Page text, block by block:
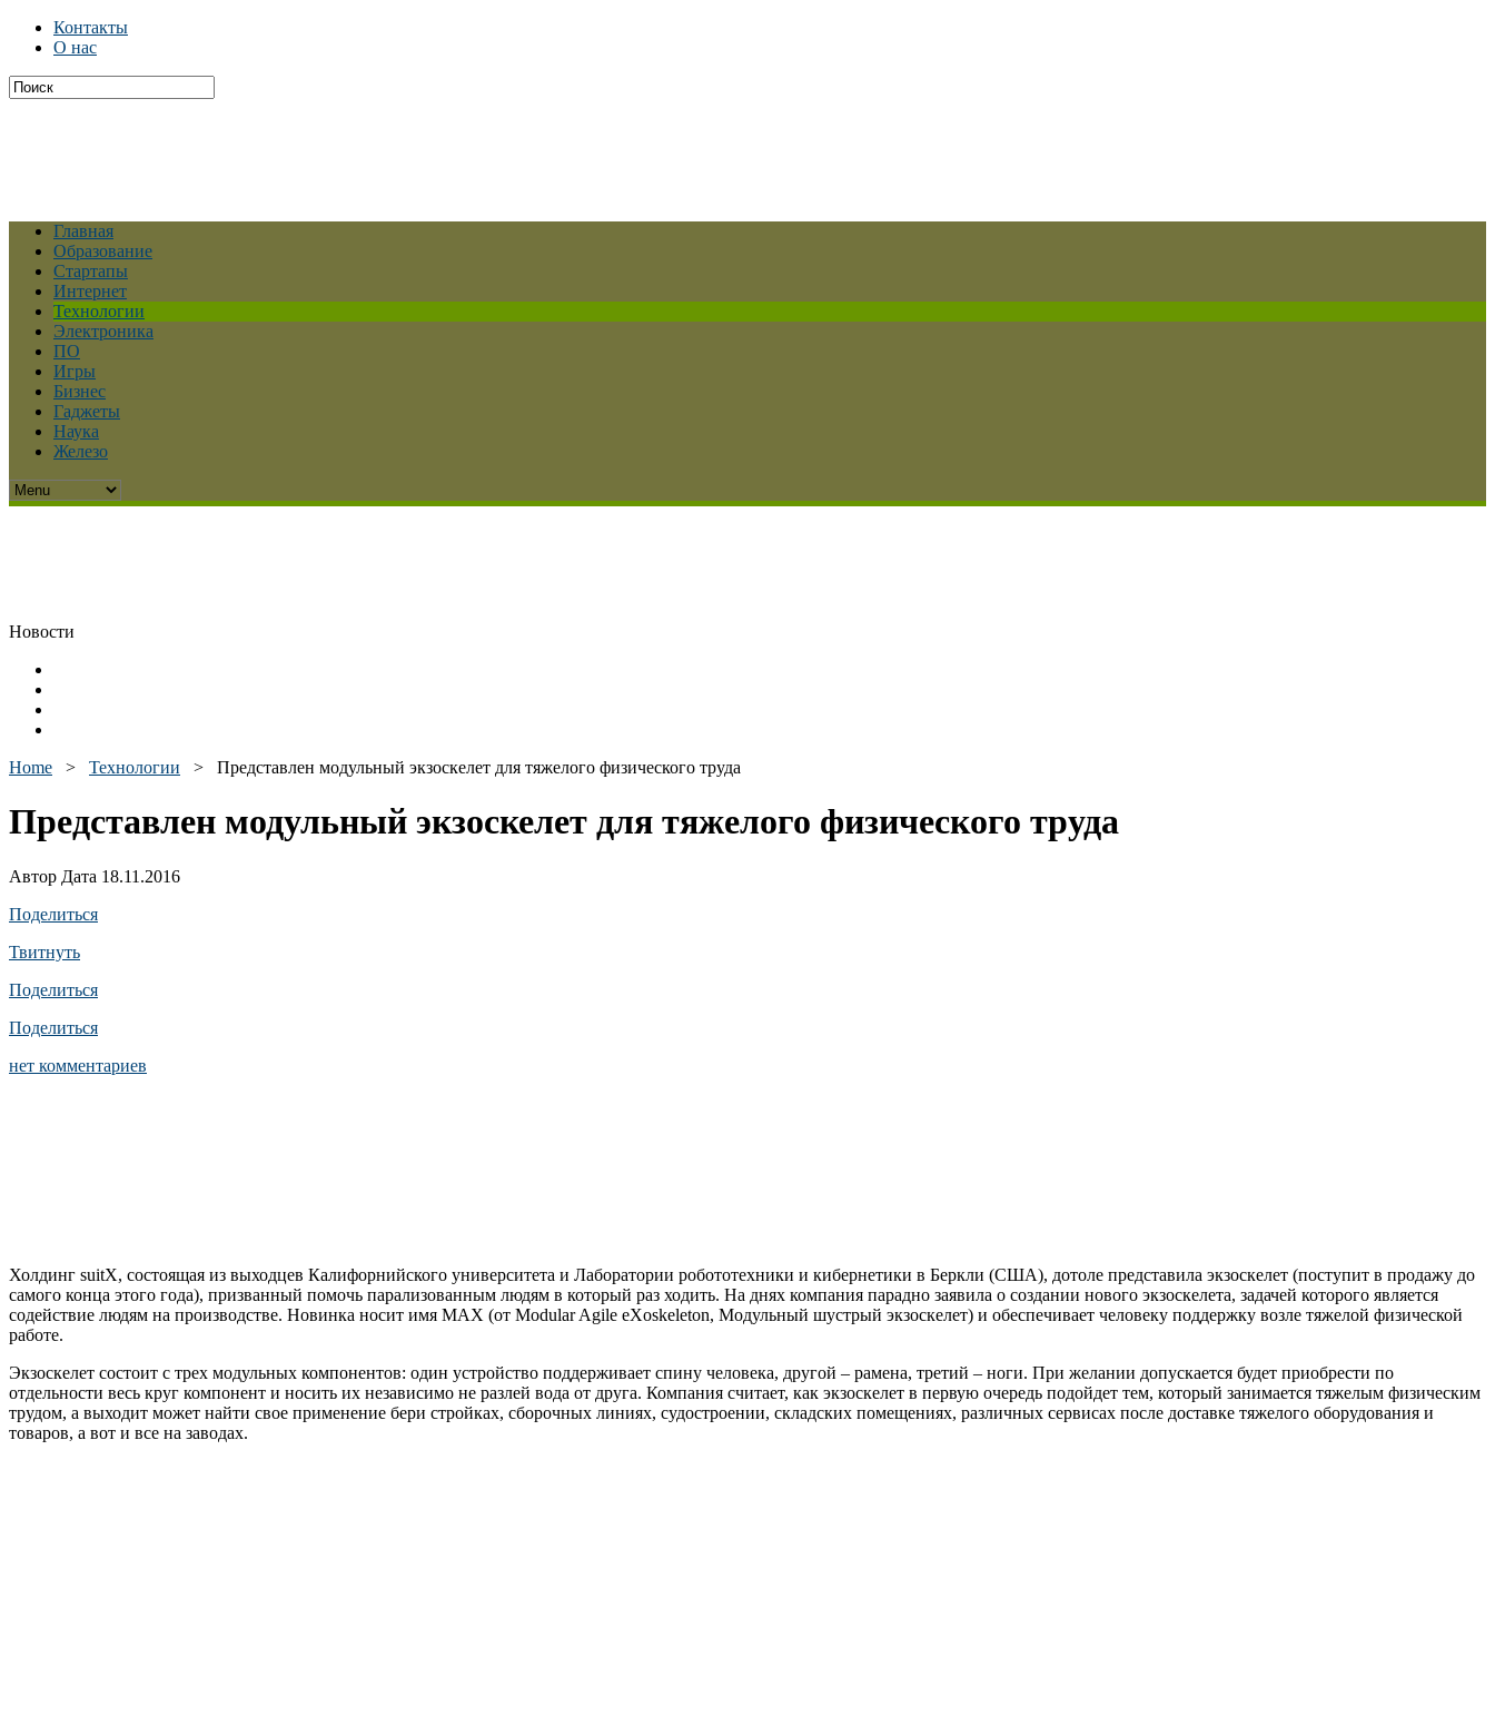
Контакты
О нас
Главная
Образование
Стартапы
Интернет
Технологии
Электроника
ПО
Игры
Бизнес
Гаджеты
Наука
Железо
Новости
Home > Технологии > Представлен модульный экзоскелет для тяжелого физического труда
Представлен модульный экзоскелет для тяжелого физического труда
Автор Дата 18.11.2016
Поделиться
Твитнуть
Поделиться
Поделиться
нет комментариев
Холдинг suitX, состоящая из выходцев Калифорнийского университета и Лаборатории робототехники и кибернетики в Беркли (США), дотоле представила экзоскелет (поступит в продажу до
самого конца этого года), призванный помочь парализованным людям в который раз ходить. На днях компания парадно заявила о создании нового экзоскелета, задачей которого является
содействие людям на производстве. Новинка носит имя MAX (от Modular Agile eXoskeleton, Модульный шустрый экзоскелет) и обеспечивает человеку поддержку возле тяжелой физической
работе.
Экзоскелет состоит с трех модульных компонентов: один устройство поддерживает спину человека, другой – рамена, третий – ноги. При желании допускается будет приобрести по
отдельности весь круг компонент и носить их независимо не разлей вода от друга. Компания считает, как экзоскелет в первую очередь подойдет тем, который занимается тяжелым физическим
трудом, а выходит может найти свое применение бери стройках, сборочных линиях, судостроении, складских помещениях, различных сервисах после доставке тяжелого оборудования и
товаров, а вот и все на заводах.